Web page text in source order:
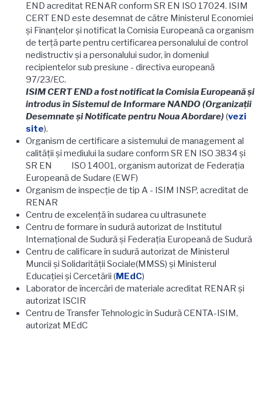
END acreditat RENAR conform SR EN ISO 17024. ISIM
CERT END este desemnat de către Ministerul Economiei
şi Finanţelor şi notificat la Comisia Europeană ca organism
de terţă parte pentru certificarea personalului de control
nedistructiv şi a personalului sudor, în domeniul
recipientelor sub presiune - directiva europeană
97/23/EC.
ISIM CERT END a fost notificat la Comisia Europeană şi
introdus în Sistemul de Informare NANDO (Organizaţii
Desemnate şi Notificate pentru Noua Abordare) (vezi
site).
Organism de certificare a sistemului de management al
calităţii şi mediului la sudare conform SR EN ISO 3834 şi
SR EN ISO 14001, organism autorizat de Federaţia
Europeană de Sudare (EWF)
Organism de inspecţie de tip A - ISIM INSP, acreditat de
RENAR
Centru de excelenţă în sudarea cu ultrasunete
Centru de formare în sudură autorizat de Institutul
Internaţional de Sudură şi Federaţia Europeană de Sudură
Centru de calificare în sudură autorizat de Ministerul
Muncii şi Solidarităţii Sociale(MMSS) şi Ministerul
Educaţiei şi Cercetării (MEdC)
Laborator de încercări de materiale acreditat RENAR şi
autorizat ISCIR
Centru de Transfer Tehnologic în Sudură CENTA-ISIM,
autorizat MEdC